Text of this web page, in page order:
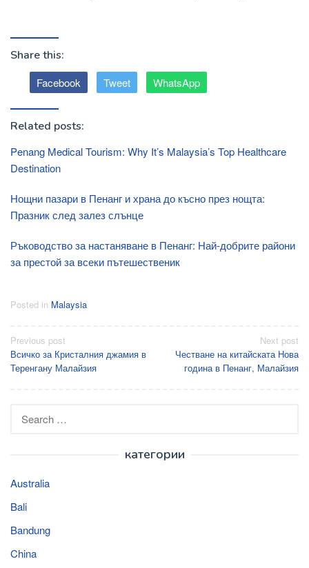
Share this:
Facebook Tweet WhatsApp
Related posts:
Penang Medical Tourism: Why It’s Malaysia’s Top Healthcare
Destination
Нощни пазари в Пенанг и храна до късно през нощта:
Празник след залез слънце
Ръководство за настаняване в Пенанг: Най-добрите райони
за престой за всеки пътешественик
Posted in Malaysia
Post
navigation
Previous post
Всичко за Кристалния джамия в
Теренгану Малайзия
Next post
Честване на китайската Нова
година в Пенанг, Малайзия
for:
категории
Australia
Bali
Bandung
China